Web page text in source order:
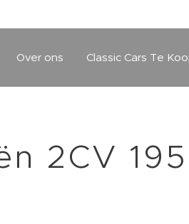
Over ons Classic Cars Te
2CV